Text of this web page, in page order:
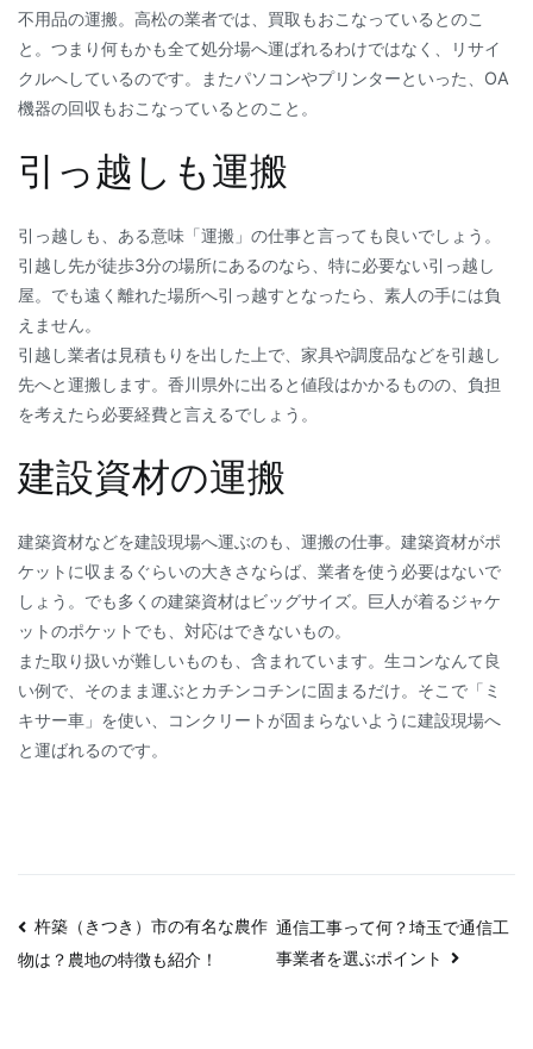
不用品の運搬。高松の業者では、買取もおこなっているとのこ
と。つまり何もかも全て処分場へ運ばれるわけではなく、リサイ
クルへしているのです。またパソコンやプリンターといった、OA
機器の回収もおこなっているとのこと。
引っ越しも運搬
引っ越しも、ある意味「運搬」の仕事と言っても良いでしょう。
引越し先が徒歩3分の場所にあるのなら、特に必要ない引っ越し
屋。でも遠く離れた場所へ引っ越すとなったら、素人の手には負
えません。
引越し業者は見積もりを出した上で、家具や調度品などを引越し
先へと運搬します。香川県外に出ると値段はかかるものの、負担
を考えたら必要経費と言えるでしょう。
建設資材の運搬
建築資材などを建設現場へ運ぶのも、運搬の仕事。建築資材がポ
ケットに収まるぐらいの大きさならば、業者を使う必要はないで
しょう。でも多くの建築資材はビッグサイズ。巨人が着るジャケ
ットのポケットでも、対応はできないもの。
また取り扱いが難しいものも、含まれています。生コンなんて良
い例で、そのまま運ぶとカチンコチンに固まるだけ。そこで「ミ
キサー車」を使い、コンクリートが固まらないように建設現場へ
と運ばれるのです。
投
稿
杵築（きつき）市の有名な農作
物は？農地の特徴も紹介！
通信工事って何？埼玉で通信工
事業者を選ぶポイント